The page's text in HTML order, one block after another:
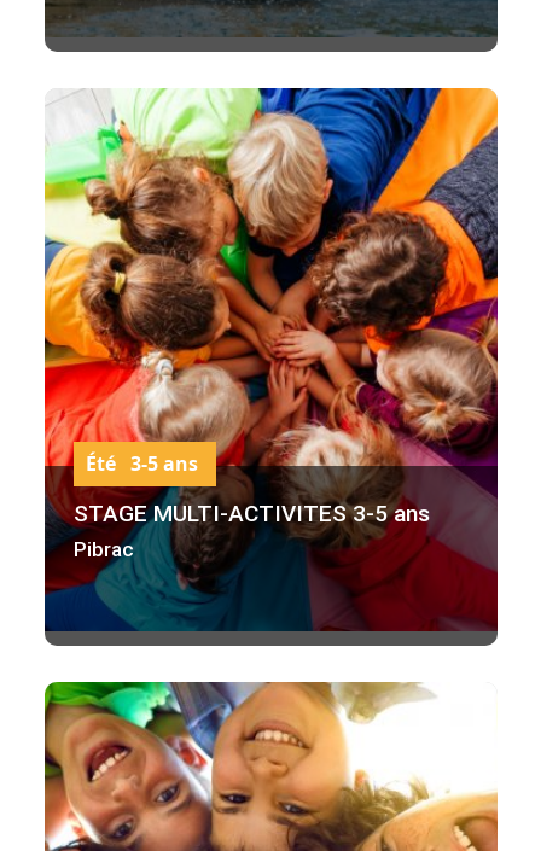
STAGE MULTI-ACTIVITES 3-5 ans
Pibrac
Été 3-5 ans